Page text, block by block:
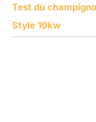
Test du
Style 10kw